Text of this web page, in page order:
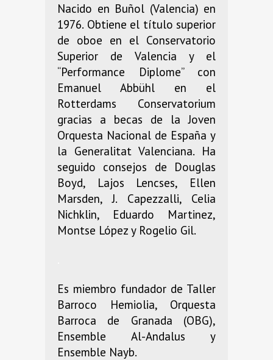
Nacido en Buñol (Valencia) en
1976. Obtiene el título superior
de oboe en el Conservatorio
Superior de Valencia y el
“Performance Diplome” con
Emanuel Abbühl en el
Rotterdams Conservatorium
gracias a becas de la Joven
Orquesta Nacional de España y
la Generalitat Valenciana. Ha
seguido consejos de Douglas
Boyd, Lajos Lencses, Ellen
Marsden, J. Capezzalli, Celia
Nichklin, Eduardo Martinez,
Montse López y Rogelio Gil.
Es miembro fundador de Taller
Barroco Hemiolia, Orquesta
Barroca de Granada (OBG),
Ensemble Al-Andalus y
Ensemble Nayb.